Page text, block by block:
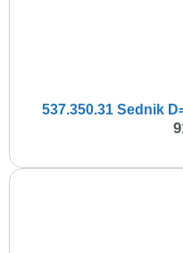
537.350.31 Sednik